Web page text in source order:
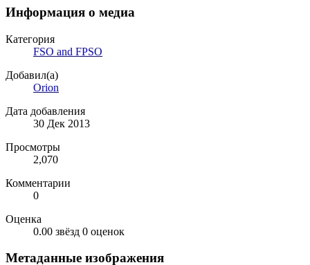
Информация о медиа
Категория
FSO and FPSO
Добавил(а)
Orion
Дата добавления
30 Дек 2013
Просмотры
2,070
Комментарии
0
Оценка
0.00 звёзд 0 оценок
Метаданные изображения